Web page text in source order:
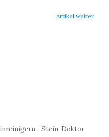
Artikel weiter
- Stein-Doktor